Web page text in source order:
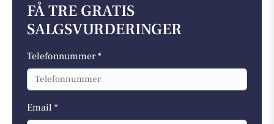
FÅ TRE GRATIS
SALGSVURDERINGER
Telefonnummer *
Email *